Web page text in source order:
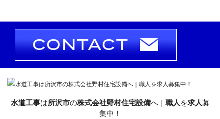
水道工事は所沢市の株式会社野村住宅設備へ｜ 職人を求人募
集中！